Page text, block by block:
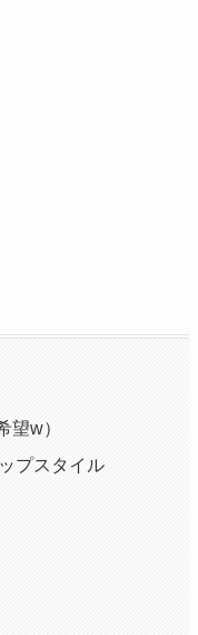
望w）
プスタイル